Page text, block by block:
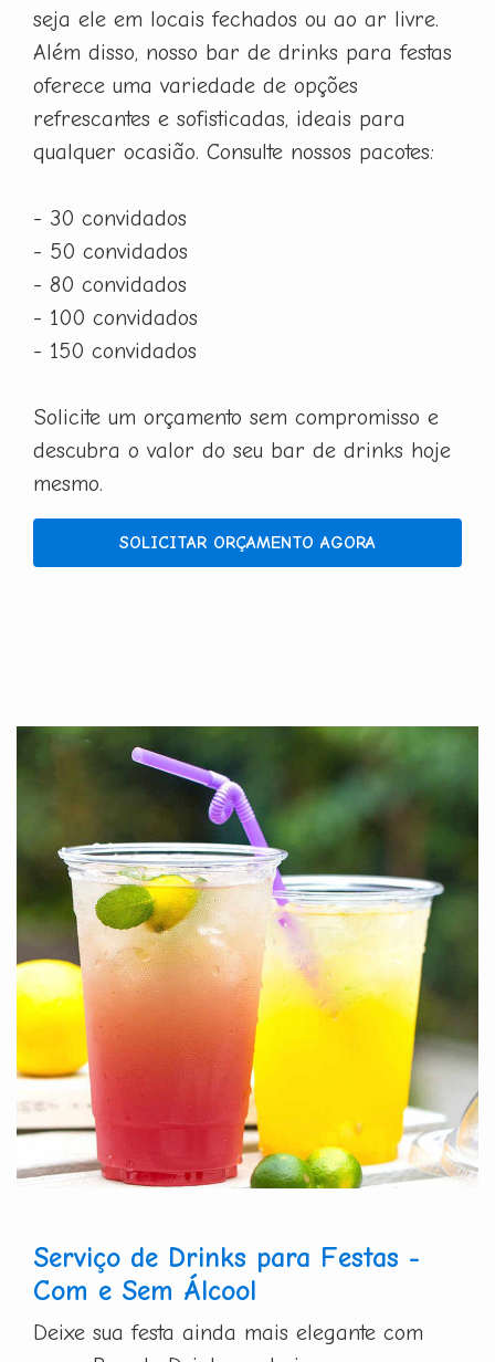
seja ele em locais fechados ou ao ar livre.
Além disso, nosso bar de drinks para festas
oferece uma variedade de opções
refrescantes e sofisticadas, ideais para
qualquer ocasião. Consulte nossos pacotes:
- 30 convidados
- 50 convidados
- 80 convidados
- 100 convidados
- 150 convidados
Solicite um orçamento sem compromisso e
descubra o valor do seu bar de drinks hoje
mesmo.
SOLICITAR ORÇAMENTO AGORA
Serviço de Drinks para Festas -
Com e Sem Álcool
Deixe sua festa ainda mais elegante com